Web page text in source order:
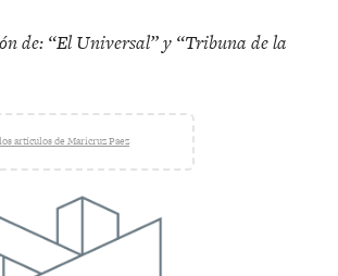
de: “El Universal” y “Tribuna de la
artículos de Maricruz Paez